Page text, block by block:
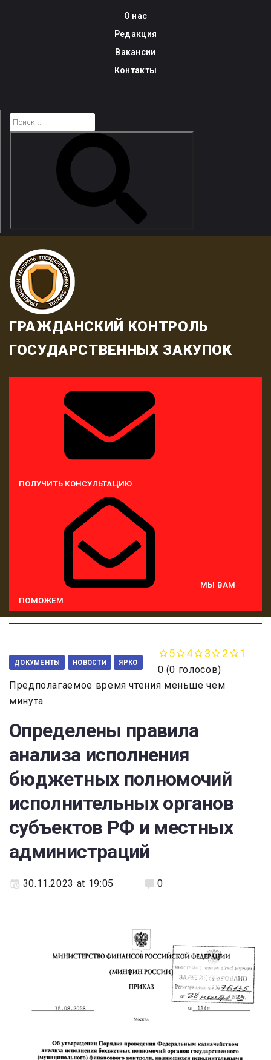
О нас
Редакция
Вакансии
Контакты
ГРАЖДАНСКИЙ КОНТРОЛЬ
ГОСУДАРСТВЕННЫХ ЗАКУПОК
ПОЛУЧИТЬ КОНСУЛЬТАЦИЮ
МЫ ВАМ
ПОМОЖЕМ
ДОКУМЕНТЫ НОВОСТИ ЯРКО
5 4 3 2 1
0 (0 голосов)
Предполагаемое время чтения меньше чем
минута
Определены правила
анализа исполнения
бюджетных полномочий
исполнительных органов
субъектов РФ и местных
администраций
30.11.2023 at 19:05 0